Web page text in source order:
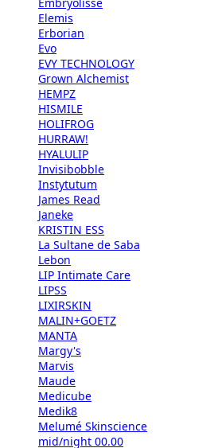
Elemis
Erborian
Evo
EVY TECHNOLOGY
Grown Alchemist
HEMPZ
HISMILE
HOLIFROG
HURRAW!
HYALULIP
Invisibobble
Instytutum
James Read
Janeke
KRISTIN ESS
La Sultane de Saba
Lebon
LIP Intimate Care
LIPSS
LIXIRSKIN
MALIN+GOETZ
MANTA
Margy's
Marvis
Maude
Medicube
Medik8
Melumé Skinscience
mid/night 00.00